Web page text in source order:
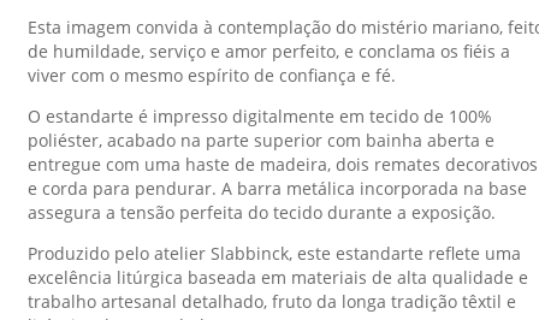
Esta imagem convida à contemplação do mistério mariano,
de humildade, serviço e amor perfeito, e conclama os fiéis a
viver com o mesmo espírito de confiança e fé.
O estandarte é impresso digitalmente em tecido de 100%
poliéster, acabado na parte superior com bainha aberta e
entregue com uma haste de madeira, dois remates decorativos
e corda para pendurar. A barra metálica incorporada na base
assegura a tensão perfeita do tecido durante a exposição.
Produzido pelo atelier Slabbinck, este estandarte reflete uma
excelência litúrgica baseada em materiais de alta qualidade e
trabalho artesanal detalhado, fruto da longa tradição têxtil e